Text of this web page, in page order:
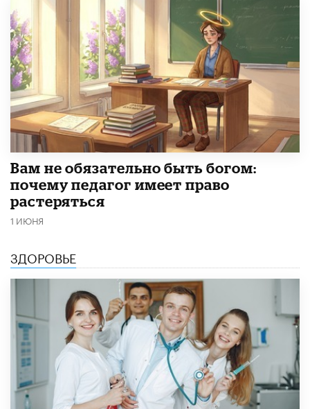
​Вам не обязательно быть богом:
почему педагог имеет право
растеряться
1 ИЮНЯ
ЗДОРОВЬЕ